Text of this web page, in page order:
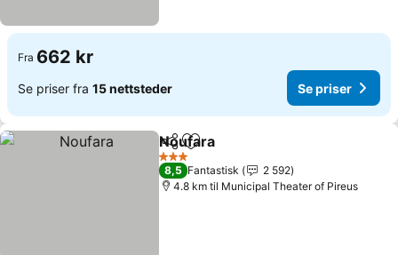
Fra 662 kr
Se priser fra 15 nettsteder Se priser
Del Legg til i favoritter
Noufara
3 Stjerner
8,5 Fantastisk
2 592
4.8 km til Municipal Theater of Pireus